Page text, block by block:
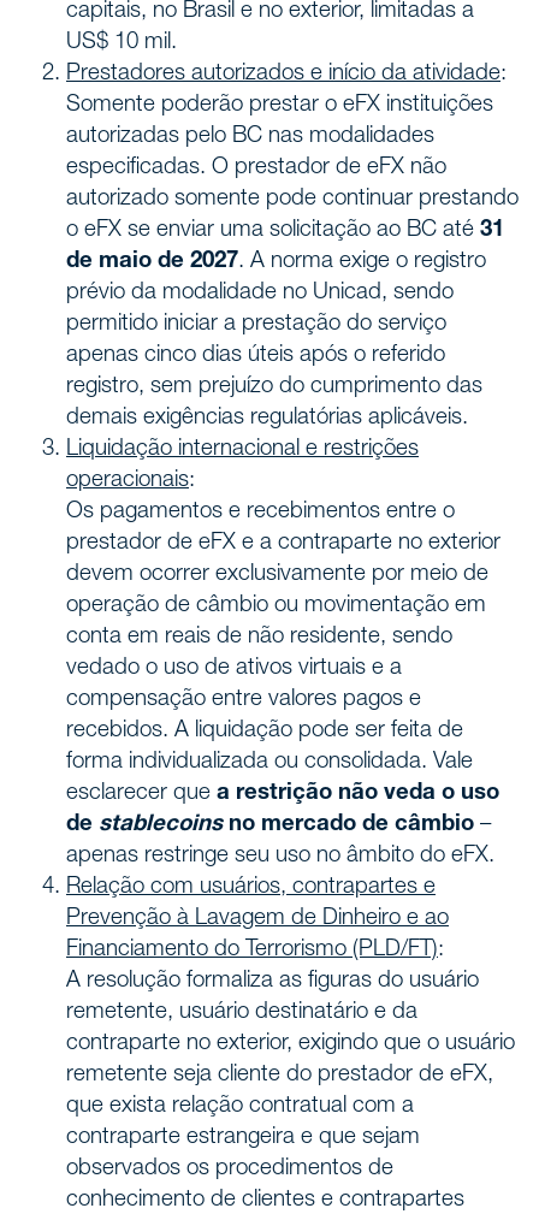
capitais, no Brasil e no exterior, limitadas a
US$ 10 mil.
Prestadores autorizados e início da atividade:
Somente poderão prestar o eFX instituições
autorizadas pelo BC nas modalidades
especificadas. O prestador de eFX não
autorizado somente pode continuar prestando
o eFX se enviar uma solicitação ao BC até 31
de maio de 2027. A norma exige o registro
prévio da modalidade no Unicad, sendo
permitido iniciar a prestação do serviço
apenas cinco dias úteis após o referido
registro, sem prejuízo do cumprimento das
demais exigências regulatórias aplicáveis.
Liquidação internacional e restrições
operacionais:
Os pagamentos e recebimentos entre o
prestador de eFX e a contraparte no exterior
devem ocorrer exclusivamente por meio de
operação de câmbio ou movimentação em
conta em reais de não residente, sendo
vedado o uso de ativos virtuais e a
compensação entre valores pagos e
recebidos. A liquidação pode ser feita de
forma individualizada ou consolidada. Vale
esclarecer que a restrição não veda o uso
de stablecoinsno mercado de câmbio –
apenas restringe seu uso no âmbito do eFX.
Relação com usuários, contrapartes e
Prevenção à Lavagem de Dinheiro e ao
Financiamento do Terrorismo (PLD/FT):
A resolução formaliza as figuras do usuário
remetente, usuário destinatário e da
contraparte no exterior, exigindo que o usuário
remetente seja cliente do prestador de eFX,
que exista relação contratual com a
contraparte estrangeira e que sejam
observados os procedimentos de
conhecimento de clientes e contrapartes